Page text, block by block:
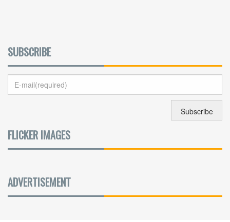
SUBSCRIBE
FLICKER IMAGES
ADVERTISEMENT